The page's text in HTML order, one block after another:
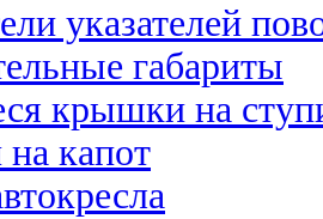
указателей
габариты
крышки на
капот